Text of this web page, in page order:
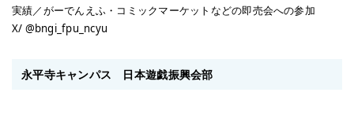
実績／がーでんえふ・コミックマーケットなどの即売会への参加
X/ @bngi_fpu_ncyu
永平寺キャンパス 日本遊戯振興会部